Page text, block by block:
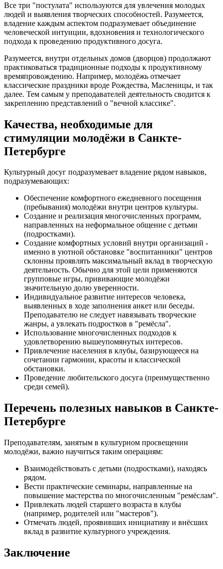
Все три "постулата" используются для увлечения молодых
людей и выявления творческих способностей. Разумеется,
владение каждым аспектом подразумевает объединение
человеческой интуиции, вдохновения и технологического
подхода к проведению продуктивного досуга.
Разумеется, внутри отдельных домов (дворцов) продолжают
практиковаться традиционные подходы к продуктивному
времяпровождению. Например, молодёжь отмечает
классические праздники вроде Рождества, Масленицы, и так
далее. Тем самым у преподавателей деятельность сводится к
закреплению представлений о "вечной классике".
Качества, необходимые для
стимуляции молодёжи в Санкте-
Петербурге
Культурный досуг подразумевает владение рядом навыков,
подразумевающих:
Обеспечение комфортного ежедневного посещения
(пребывания) молодёжи внутри центров культуры.
Создание и реализация многочисленных программ,
направленных на неформальное общение с детьми
(подростками).
Создание комфортных условий внутри организаций -
именно в уютной обстановке "воспитанники" центров
склонны проявлять максимальный вклад в творческую
деятельность. Обычно для этой цели применяются
групповые игры, прививающие молодёжи
значительную долю уверенности.
Индивидуальное развитие интересов человека,
выявленных в ходе заполнения анкет или беседы.
Преподавателю не следует навязывать творческие
жанры, а увлекать подростков в "ремёсла".
Использование многочисленных подходов к
удовлетворению вышеупомянутых интересов.
Привлечение населения в клубы, базирующееся на
сочетании гармонии, красоты и классической
обстановки.
Проведение любительского досуга (преимущественно
среди семей).
Перечень полезных навыков в Санкте-
Петербурге
Преподавателям, занятым в культурном просвещении
молодёжи, важно научиться таким операциям:
Взаимодействовать с детьми (подростками), находясь
рядом.
Вести практические семинары, направленные на
повышение мастерства по многочисленным "ремёслам".
Привлекать людей старшего возраста в клубы
(например, родителей или "мастеров").
Отмечать людей, проявивших инициативу и внёсших
вклад в развитие культурного учреждения.
Заключение